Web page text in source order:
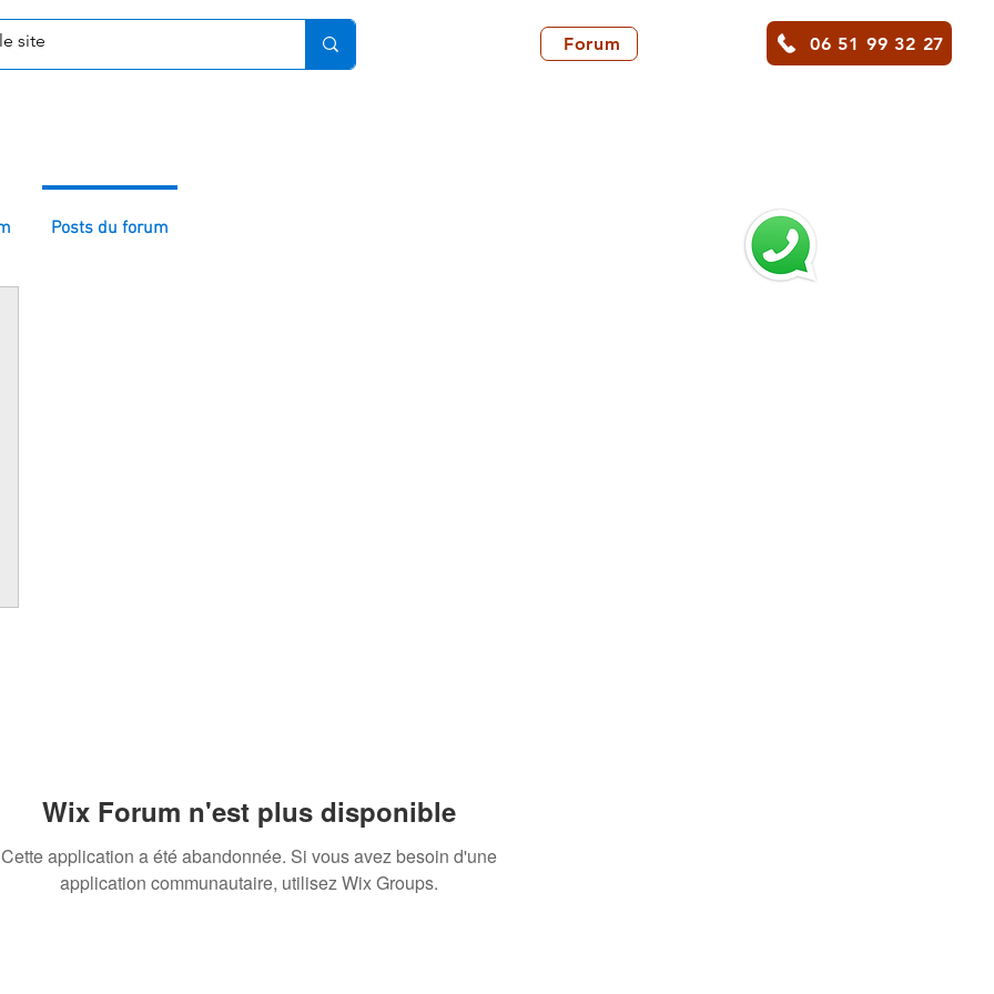
Forum 06 51 99 32 27
Wix Forum n'est plus disponible
Cette application a été abandonnée. Si vous avez besoin d'une
application communautaire, utilisez Wix Groups.
Posts du forum